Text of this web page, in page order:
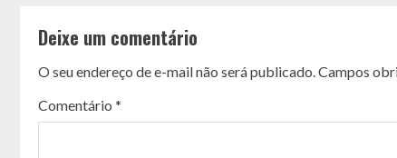
n
t
i
Deixe um comentário
O seu endereço de e-mail não será publicado. Campos
Comentário *